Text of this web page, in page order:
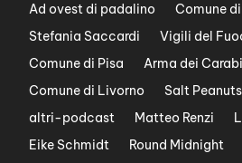
Ad ovest di padalino
Comune
Stefania Saccardi
Vigili del
Comune di Pisa
Arma dei
Comune di Livorno
Salt Peanuts
altri-podcast
Matteo Renzi
Eike Schmidt
Round Midnight